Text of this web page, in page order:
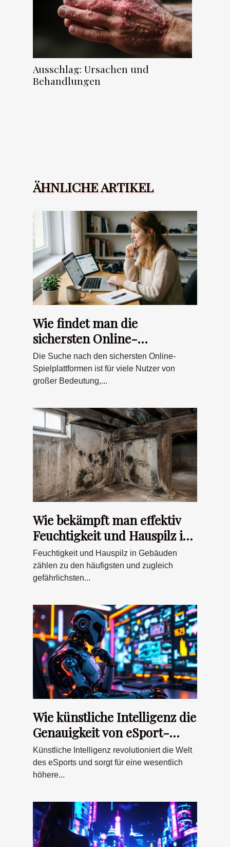
Ausschlag: Ursachen und
Behandlungen
ÄHNLICHE ARTIKEL
Wie findet man die
sichersten Online-
Spielplattformen?
Die Suche nach den sichersten Online-
Spielplattformen ist für viele Nutzer von
großer Bedeutung,...
Wie bekämpft man effektiv
Feuchtigkeit und Hauspilz in
Gebäuden?
Feuchtigkeit und Hauspilz in Gebäuden
zählen zu den häufigsten und zugleich
gefährlichsten...
Wie künstliche Intelligenz die
Genauigkeit von eSport-
Wettvorhersagen verbessert
Künstliche Intelligenz revolutioniert die Welt
des eSports und sorgt für eine wesentlich
höhere...